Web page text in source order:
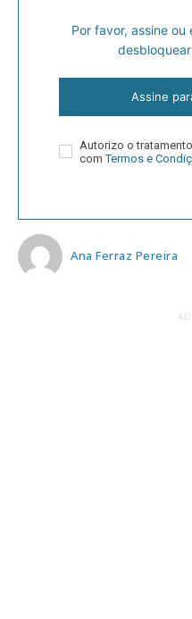
Por favor, assine
Assine
Autorizo o
comTermos e
Ana Ferraz Pereira